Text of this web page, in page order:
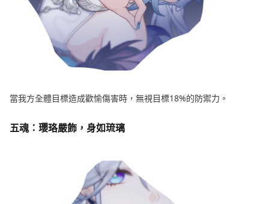
當我方全體目標造成歡愉傷害時，無視目標18%的防禦力。
五魂：瓔珞嚴飾，身如琉璃